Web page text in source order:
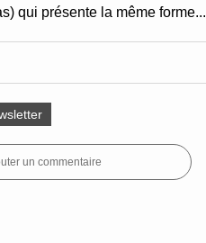
qui présente la même forme...
un commentaire